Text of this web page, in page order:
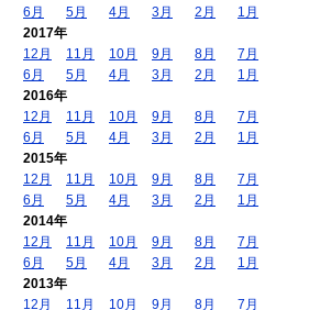
6月
5月 4月 3月 2月
1月
2017年
12月
11月 10月 9月 8月
7月
6月
5月 4月 3月 2月
1月
2016年
12月
11月 10月 9月 8月
7月
6月
5月 4月 3月 2月
1月
2015年
12月
11月 10月 9月 8月
7月
6月
5月 4月 3月 2月
1月
2014年
12月
11月 10月 9月 8月
7月
6月
5月 4月 3月 2月
1月
2013年
12月
11月 10月 9月 8月 7月